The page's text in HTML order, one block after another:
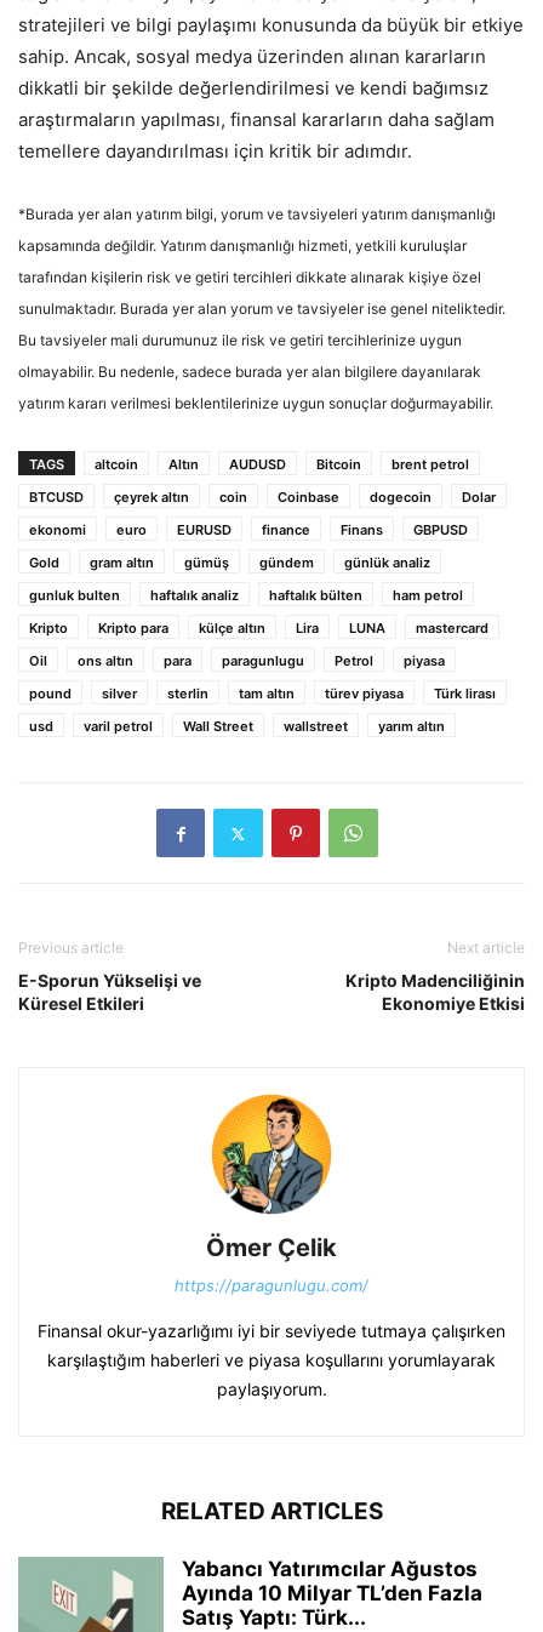
stratejileri ve bilgi paylaşımı konusunda da büyük bir etkiye
sahip. Ancak, sosyal medya üzerinden alınan kararların
dikkatli bir şekilde değerlendirilmesi ve kendi bağımsız
araştırmaların yapılması, finansal kararların daha sağlam
temellere dayandırılması için kritik bir adımdır.
*Burada yer alan yatırım bilgi, yorum ve tavsiyeleri yatırım danışmanlığı
kapsamında değildir. Yatırım danışmanlığı hizmeti, yetkili kuruluşlar
tarafından kişilerin risk ve getiri tercihleri dikkate alınarak kişiye özel
sunulmaktadır. Burada yer alan yorum ve tavsiyeler ise genel niteliktedir.
Bu tavsiyeler mali durumunuz ile risk ve getiri tercihlerinize uygun
olmayabilir. Bu nedenle, sadece burada yer alan bilgilere dayanılarak
yatırım kararı verilmesi beklentilerinize uygun sonuçlar doğurmayabilir.
TAGS altcoin Altın AUDUSD Bitcoin
brent petrol
BTCUSD
çeyrek altın coin Coinbase dogecoin
Dolar
ekonomi
euro EURUSD finance Finans
GBPUSD
Gold
gram altın gümüş gündem
günlük analiz
gunluk bulten
haftalık analiz haftalık bülten
ham petrol
Kripto
Kripto para külçe altın Lira LUNA
mastercard
Oil
ons altın para paragunlugu Petrol
piyasa
pound
silver sterlin tam altın türev piyasa
Türk lirası
usd
varil petrol Wall Street wallstreet yarım altın
Previous article
E-Sporun Yükselişi ve
Küresel Etkileri
Next article
Kripto Madenciliğinin
Ekonomiye Etkisi
Ömer Çelik
https://paragunlugu.com/
Finansal okur-yazarlığımı iyi bir seviyede tutmaya çalışırken
karşılaştığım haberleri ve piyasa koşullarını yorumlayarak
paylaşıyorum.
RELATED ARTICLES
Yabancı Yatırımcılar Ağustos
Ayında 10 Milyar TL’den Fazla
Satış Yaptı: Türk...